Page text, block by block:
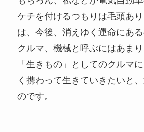
ケチを付けるつもりは毛頭あ
は、今後、消えゆく運命にあ
クルマ、機械と呼ぶにはあま
「生きもの」としてのクルマ
く携わって生きていきたいと
のです。